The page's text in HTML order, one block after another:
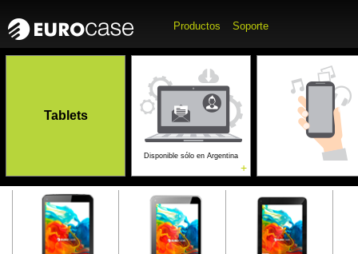
Productos Soporte
Tablets
Computadoras
Disponible sólo en Argentina
+
Accesorios para
Móviles
Accesorios
Gaming